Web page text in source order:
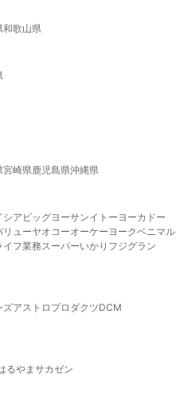
和歌山県
宮崎県鹿児島県沖縄県
シア ビッグヨーサンイトーヨーカドー
リューヤオコーオーケー ヨークベニマル
イフ業務スーパーいかり フジグラン
ズアストロプロダクツDCM
るやま サカゼン